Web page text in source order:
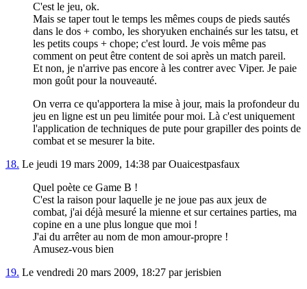
C'est le jeu, ok.
Mais se taper tout le temps les mêmes coups de pieds sautés
dans le dos + combo, les shoryuken enchainés sur les tatsu, et
les petits coups + chope; c'est lourd. Je vois même pas
comment on peut être content de soi après un match pareil.
Et non, je n'arrive pas encore à les contrer avec Viper. Je paie
mon goût pour la nouveauté.
On verra ce qu'apportera la mise à jour, mais la profondeur du
jeu en ligne est un peu limitée pour moi. Là c'est uniquement
l'application de techniques de pute pour grapiller des points de
combat et se mesurer la bite.
18. Le jeudi 19 mars 2009, 14:38 par Ouaicestpasfaux
Quel poète ce Game B !
C'est la raison pour laquelle je ne joue pas aux jeux de
combat, j'ai déjà mesuré la mienne et sur certaines parties, ma
copine en a une plus longue que moi !
J'ai du arrêter au nom de mon amour-propre !
Amusez-vous bien
19. Le vendredi 20 mars 2009, 18:27 par jerisbien